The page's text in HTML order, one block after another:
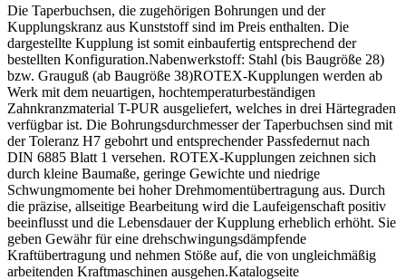
Die Taperbuchsen, die zugehörigen Bohrungen und der
Kupplungskranz aus Kunststoff sind im Preis enthalten. Die
dargestellte Kupplung ist somit einbaufertig entsprechend der
bestellten Konfiguration.Nabenwerkstoff: Stahl (bis Baugröße 28)
bzw. Grauguß (ab Baugröße 38)ROTEX-Kupplungen werden ab
Werk mit dem neuartigen, hochtemperaturbeständigen
Zahnkranzmaterial T-PUR ausgeliefert, welches in drei Härtegraden
verfügbar ist. Die Bohrungsdurchmesser der Taperbuchsen sind mit
der Toleranz H7 gebohrt und entsprechender Passfedernut nach
DIN 6885 Blatt 1 versehen. ROTEX-Kupplungen zeichnen sich
durch kleine Baumaße, geringe Gewichte und niedrige
Schwungmomente bei hoher Drehmomentübertragung aus. Durch
die präzise, allseitige Bearbeitung wird die Laufeigenschaft positiv
beeinflusst und die Lebensdauer der Kupplung erheblich erhöht. Sie
geben Gewähr für eine drehschwingungsdämpfende
Kraftübertragung und nehmen Stöße auf, die von ungleichmäßig
arbeitenden Kraftmaschinen ausgehen.Katalogseite